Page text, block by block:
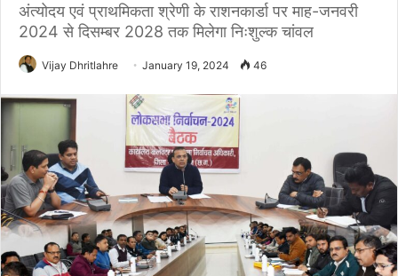
अंत्योदय एवं प्राथमिकता श्रेणी के राशनकार्डा पर माह-जनवरी
2024 से दिसम्बर 2028 तक मिलेगा निःशुल्क चांवल
Vijay Dhritlahre January 19, 2024 46